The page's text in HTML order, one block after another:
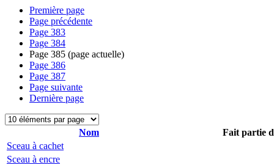
Première page
Page précédente
Page 383
Page 384
Page 385 (page actuelle)
Page 386
Page 387
Page suivante
Dernière page
Nom
Fait partie
Sceau à cachet
Sceau à encre